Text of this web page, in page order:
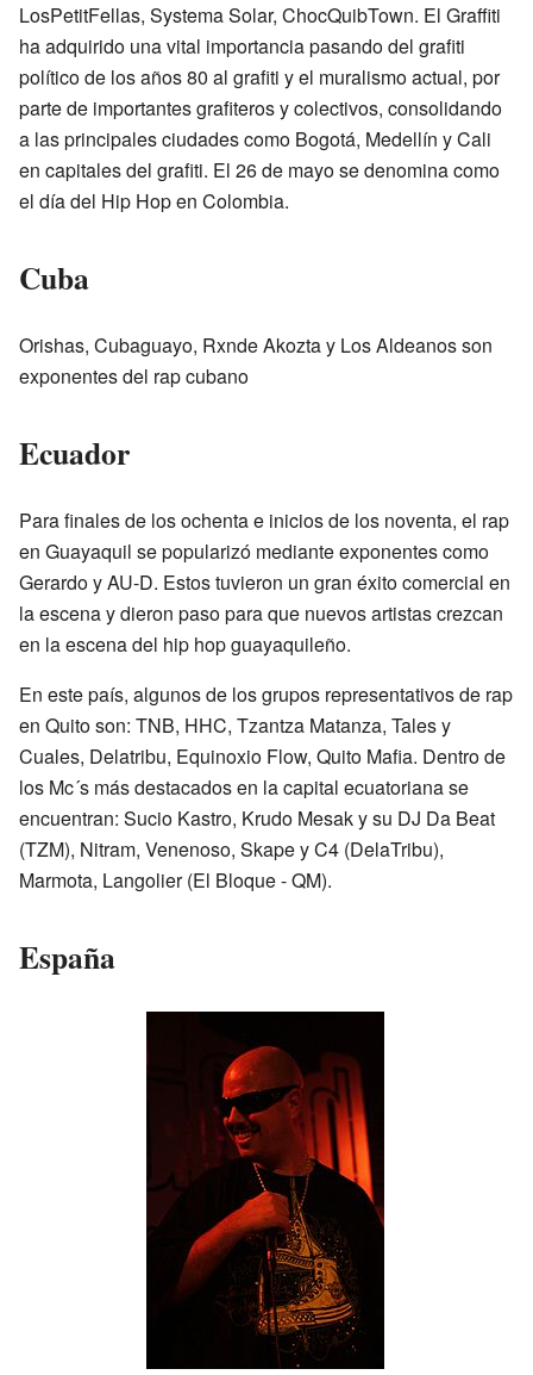
LosPetitFellas, Systema Solar, ChocQuibTown. El Graffiti
ha adquirido una vital importancia pasando del grafiti
político de los años 80 al grafiti y el muralismo actual, por
parte de importantes grafiteros y colectivos, consolidando
a las principales ciudades como Bogotá, Medellín y Cali
en capitales del grafiti. El 26 de mayo se denomina como
el día del Hip Hop en Colombia.
Cuba
Orishas, Cubaguayo, Rxnde Akozta y Los Aldeanos son
exponentes del rap cubano
Ecuador
Para finales de los ochenta e inicios de los noventa, el rap
en Guayaquil se popularizó mediante exponentes como
Gerardo y AU-D. Estos tuvieron un gran éxito comercial en
la escena y dieron paso para que nuevos artistas crezcan
en la escena del hip hop guayaquileño.
En este país, algunos de los grupos representativos de rap
en Quito son: TNB, HHC, Tzantza Matanza, Tales y
Cuales, Delatribu, Equinoxio Flow, Quito Mafia. Dentro de
los Mc´s más destacados en la capital ecuatoriana se
encuentran: Sucio Kastro, Krudo Mesak y su DJ Da Beat
(TZM), Nitram, Venenoso, Skape y C4 (DelaTribu),
Marmota, Langolier (El Bloque - QM).
España